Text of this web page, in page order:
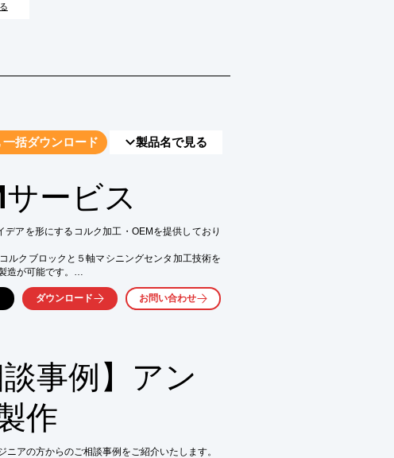
一括ダウンロード 製品名で見る
ービス
アを形にするコルク加工・OEMを提供しており
ルクブロックと５軸マシニングセンタ加工技術を
造が可能です。
導入と自社エンジニアの技術により、小型から大
トガルから、長年直接輸入取引をしています。
仕入れ自社工場設備にてブレンド配合、オリジナ
一から製造しています。
相談いただければ製品作りをサポートいたしま
ダウンロード お問い合わせ
事例】アン
作
アの方からのご相談事例をご紹介いたします。